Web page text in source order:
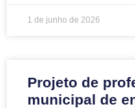
1 de junho de 2026
Projeto de
municipal de